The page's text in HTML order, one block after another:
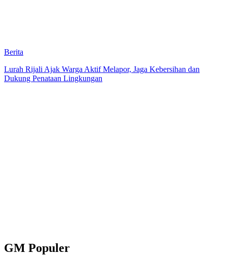
Berita
Lurah Rijali Ajak Warga Aktif Melapor, Jaga Kebersihan dan
Dukung Penataan Lingkungan
GM Populer